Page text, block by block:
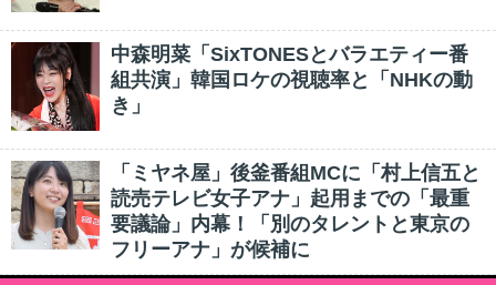
中森明菜「SixTONESとバラエティー番
組共演」韓国ロケの視聴率と「NHKの動
き」
「ミヤネ屋」後釜番組MCに「村上信五と
読売テレビ女子アナ」起用までの「最重
要議論」内幕！「別のタレントと東京の
フリーアナ」が候補に